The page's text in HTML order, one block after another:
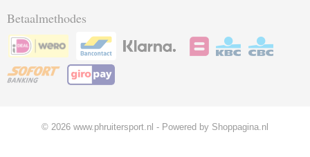
Betaalmethodes
© 2026 www.phruitersport.nl - Powered by Shoppagina.nl